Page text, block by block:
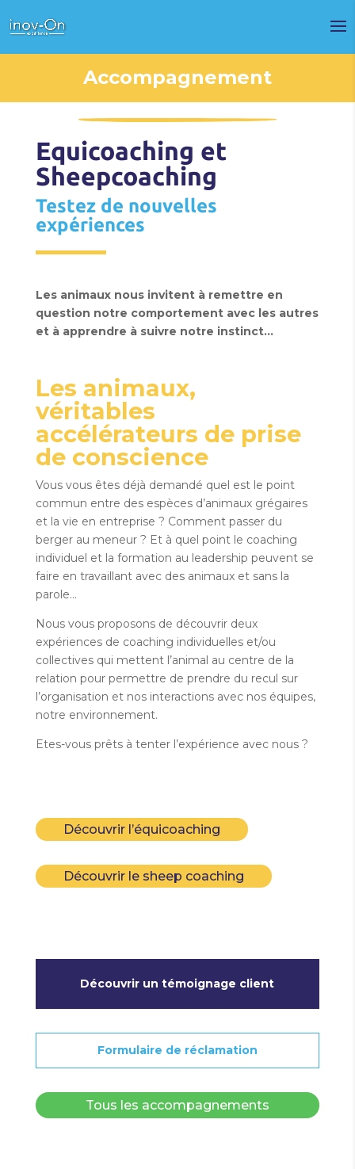
Accompagnement
Equicoaching et
Sheepcoaching
Testez de nouvelles
expériences
Les animaux nous invitent à remettre en
question notre comportement avec les autres
et à apprendre à suivre notre instinct…
Les animaux,
véritables
accélérateurs de prise
de conscience
Vous vous êtes déjà demandé quel est le point
commun entre des espèces d’animaux grégaires
et la vie en entreprise ? Comment passer du
berger au meneur ? Et à quel point le coaching
individuel et la formation au leadership peuvent se
faire en travaillant avec des animaux et sans la
parole…
Nous vous proposons de découvrir deux
expériences de coaching individuelles et/ou
collectives qui mettent l’animal au centre de la
relation pour permettre de prendre du recul sur
l’organisation et nos interactions avec nos équipes,
notre environnement.
Etes-vous prêts à tenter l’expérience avec nous ?
Découvrir l’équicoaching
Découvrir le sheep coaching
Découvrir un témoignage client
Formulaire de réclamation
Tous les accompagnements